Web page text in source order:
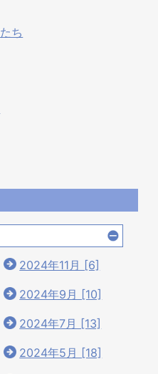
ち
2024年11月 [6]
2024年9月 [10]
2024年7月 [13]
2024年5月 [18]